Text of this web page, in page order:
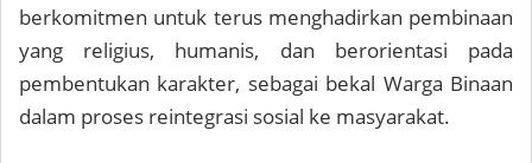
berkomitmen untuk terus menghadirkan pembinaan
yang religius, humanis, dan berorientasi pada
pembentukan karakter, sebagai bekal Warga Binaan
dalam proses reintegrasi sosial ke masyarakat.